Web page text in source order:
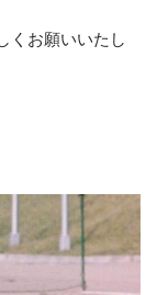
くお願いいたし